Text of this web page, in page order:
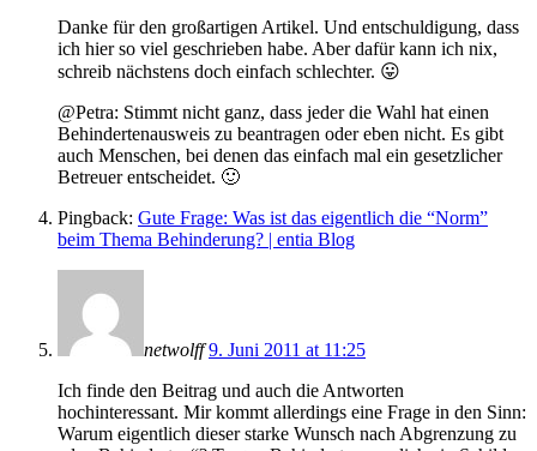
Danke für den großartigen Artikel. Und entschuldigung, dass
ich hier so viel geschrieben habe. Aber dafür kann ich nix,
schreib nächstens doch einfach schlechter. 😛
@Petra: Stimmt nicht ganz, dass jeder die Wahl hat einen
Behindertenausweis zu beantragen oder eben nicht. Es gibt
auch Menschen, bei denen das einfach mal ein gesetzlicher
Betreuer entscheidet. 🙂
Pingback: Gute Frage: Was ist das eigentlich die “Norm”
beim Thema Behinderung? | entia Blog
netwolff9. Juni 2011 at 11:25
Ich finde den Beitrag und auch die Antworten
hochinteressant. Mir kommt allerdings eine Frage in den Sinn:
Warum eigentlich dieser starke Wunsch nach Abgrenzung zu